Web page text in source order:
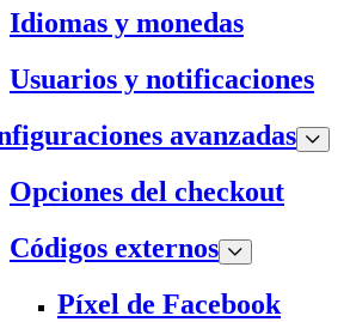
Idiomas y monedas
Usuarios y notificaciones
avanzadas
Opciones del checkout
Códigos externos
Píxel de Facebook